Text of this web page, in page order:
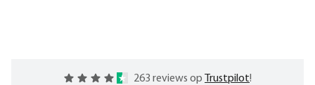
263 reviews op Trustpilot!